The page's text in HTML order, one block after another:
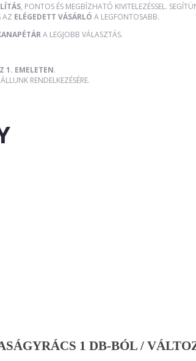
, PONTOS ÉS MEGBÍZHATÓ KIVITELEZÉSSEL.
AZ ELÉGEDETT VÁSÁRLÓ A LEGFONTOSABB.
A LEGJOBB VÁLASZTÁS.
1. EMELETEN.
RENDELKEZÉSÉRE.
1 DB-BÓL /